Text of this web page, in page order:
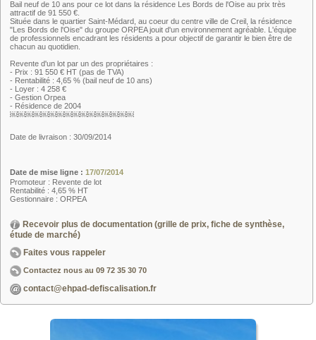
Bail neuf de 10 ans pour ce lot dans la résidence Les Bords de l'Oise au prix très
attractif de 91 550 €.
Située dans le quartier Saint-Médard, au coeur du centre ville de Creil, la résidence
"Les Bords de l'Oise" du groupe ORPEA jouit d'un environnement agréable. L'équipe
de professionnels encadrant les résidents a pour objectif de garantir le bien être de
chacun au quotidien.
Revente d'un lot par un des propriétaires :
- Prix : 91 550 € HT (pas de TVA)
- Rentabilité : 4,65 % (bail neuf de 10 ans)
- Loyer : 4 258 €
- Gestion Orpea
- Résidence de 2004
￼￼￼￼￼￼￼￼￼￼￼￼￼￼￼￼
Date de livraison : 30/09/2014
Date de mise ligne : 17/07/2014
Promoteur : Revente de lot
Rentabilité : 4,65 % HT
Gestionnaire : ORPEA
Recevoir plus de documentation (grille de prix, fiche de synthèse,
étude de marché)
Faites vous rappeler
Contactez nous au 09 72 35 30 70
contact@ehpad-defiscalisation.fr